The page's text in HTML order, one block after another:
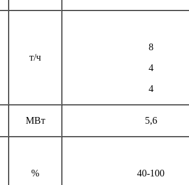
т/ч
8
4
4
МВт 5,6
%
40-100